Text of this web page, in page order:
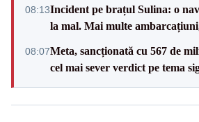
08:13Incident pe brațul Sulina: o
la mal. Mai multe
08:07Meta, sancționată cu 567 de
cel mai sever verdict pe tema